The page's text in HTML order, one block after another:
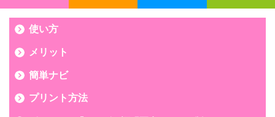
使い方
メリット
簡単ナビ
プリント方法